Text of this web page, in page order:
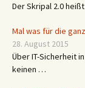
Der Skripal 2.0
Mal was für die
28. August 2015
Über IT-Sicherheit
keinen …